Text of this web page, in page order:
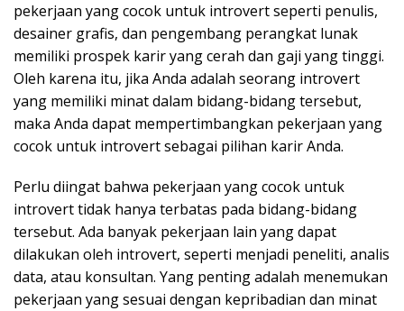
pekerjaan yang cocok untuk introvert seperti penulis,
desainer grafis, dan pengembang perangkat lunak
memiliki prospek karir yang cerah dan gaji yang tinggi.
Oleh karena itu, jika Anda adalah seorang introvert
yang memiliki minat dalam bidang-bidang tersebut,
maka Anda dapat mempertimbangkan pekerjaan yang
cocok untuk introvert sebagai pilihan karir Anda.
Perlu diingat bahwa pekerjaan yang cocok untuk
introvert tidak hanya terbatas pada bidang-bidang
tersebut. Ada banyak pekerjaan lain yang dapat
dilakukan oleh introvert, seperti menjadi peneliti, analis
data, atau konsultan. Yang penting adalah menemukan
pekerjaan yang sesuai dengan kepribadian dan minat